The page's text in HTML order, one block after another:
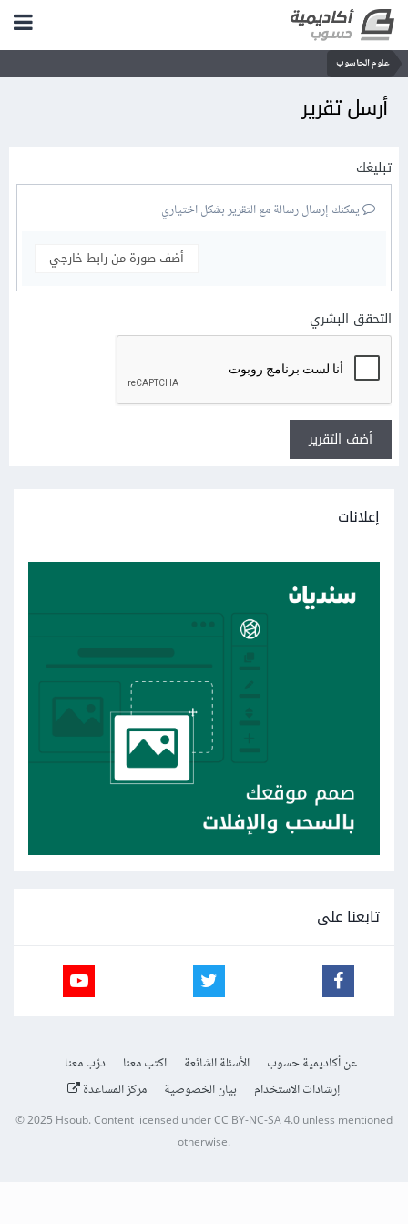
علوم الحاسوب
أرسل تقرير
تبليغك
يمكنك إرسال رسالة مع التقرير بشكل اختياري
أضف صورة من رابط خارجي
التحقق البشري
أضف التقرير
إعلانات
تابعنا على
عن أكاديمية حسوب الأسئلة الشائعة اكتب معنا
درّب معنا
إرشادات الاستخدام
بيان الخصوصية مركز المساعدة
© 2025 Hsoub.Content licensed underCC BY-NC-SA 4.0unless mentioned
otherwise.